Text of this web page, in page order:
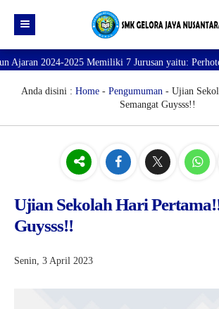
Beranda
Profil
SARANA PRASARANA
DATA GURU
7 Jurusan yaitu: Perhotelan, Kuliner,
Anda disini : Home - Pengumuman - Ujian
Semangat Guysss!!
Ujian Sekolah Hari
Guysss!!
Senin, 3 April 2023